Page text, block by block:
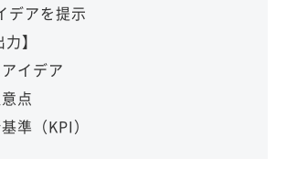
デアを提示
】
イデア
点
準（KPI）